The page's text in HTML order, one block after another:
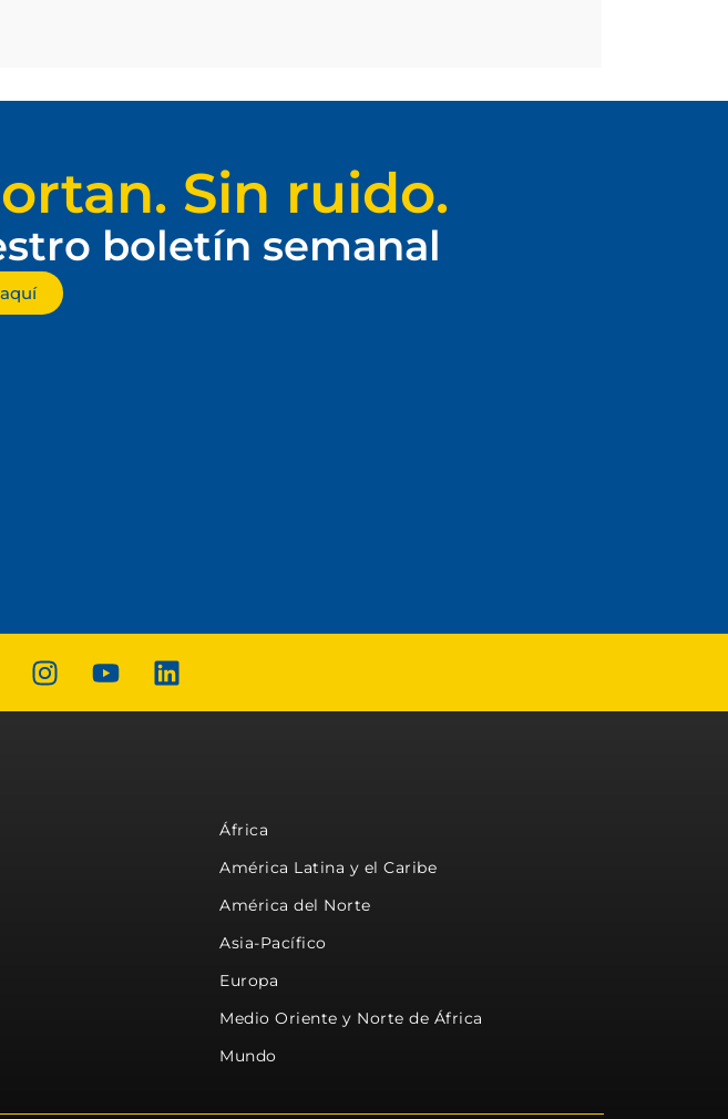
Sin ruido.
boletín semanal
África
América Latina y el Caribe
América del Norte
Asia-Pacífico
Europa
Medio Oriente y Norte de África
Mundo